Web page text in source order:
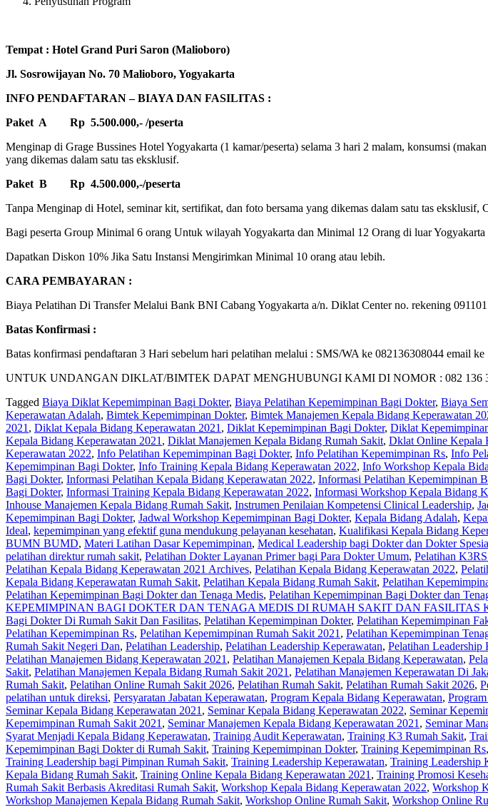
Tempat : Hotel Grand Puri Saron (Malioboro)
Jl. Sosrowijayan No. 70 Malioboro, Yogyakarta
INFO PENDAFTARAN – BIAYA DAN FASILITAS :
Paket A Rp 5.500.000,- /peserta
Menginap di Grage Bussines Hotel Yogyakarta (1 kamar/peserta) selama 3 hari 2 malam, konsumsi
yang dikemas dalam satu tas eksklusif.
Paket B Rp 4.500.000,-/peserta
Tanpa Menginap di Hotel, seminar kit, sertifikat, dan foto bersama yang dikemas dalam satu tas
Bagi peserta Group Minimal 6 orang Untuk wilayah Yogyakarta dan Minimal 12 Orang di luar
Dapatkan Diskon 10% Jika Satu Instansi Mengirimkan Minimal 10 orang atau lebih.
CARA PEMBAYARAN :
Biaya Pelatihan Di Transfer Melalui Bank BNI Cabang Yogyakarta a/n. Diklat Center no. rekening
Batas Konfirmasi :
Batas konfirmasi pendaftaran 3 Hari sebelum hari pelatihan melalui : SMS/WA ke 082136308044 email
UNTUK UNDANGAN DIKLAT/BIMTEK DAPAT MENGHUBUNGI KAMI DI NOMOR : 082 136
Tagged Biaya Diklat Kepemimpinan Bagi Dokter, Biaya Pelatihan Kepemimpinan Bagi Dokter, Biaya
Keperawatan Adalah, Bimtek Kepemimpinan Dokter, Bimtek Manajemen Kepala Bidang Keperawatan
2021 , Diklat Kepala Bidang Keperawatan 2021 , Diklat Kepemimpinan Bagi Dokter, Diklat
Kepala Bidang Keperawatan 2021 , Diklat Manajemen Kepala Bidang Rumah Sakit, Dklat Online Kepala
Keperawatan 2022, Info Pelatihan Kepemimpinan Bagi Dokter, Info Pelatihan Kepemimpinan Rs, Info
Kepemimpinan Bagi Dokter, Info Training Kepala Bidang Keperawatan 2022, Info Workshop Kepala
Bagi Dokter, Informasi Pelatihan Kepala Bidang Keperawatan 2022, Informasi Pelatihan Kepemimpinan
Bagi Dokter, Informasi Training Kepala Bidang Keperawatan 2022, Informasi Workshop Kepala Bidang
Inhouse Manajemen Kepala Bidang Rumah Sakit, Instrumen Penilaian Kompetensi Clinical Leadership,
Kepemimpinan Bagi Dokter, Jadwal Workshop Kepemimpinan Bagi Dokter, Kepala Bidang Adalah,
Ideal, kepemimpinan yang efektif guna mendukung pelayanan kesehatan, Kualifikasi Kepala Bidang
BUMN BUMD, Materi Latihan Dasar Kepemimpinan, Medical Leadership bagi Dokter dan Dokter
pelatihan direktur rumah sakit, Pelatihan Dokter Layanan Primer bagi Para Dokter Umum, Pelatihan
Pelatihan Kepala Bidang Keperawatan 2021 Archives, Pelatihan Kepala Bidang Keperawatan 2022,
Kepala Bidang Keperawatan Rumah Sakit, Pelatihan Kepala Bidang Rumah Sakit, Pelatihan
Pelatihan Kepemimpinan Bagi Dokter dan Tenaga Medis, Pelatihan Kepemimpinan Bagi Dokter dan
KEPEMIMPINAN BAGI DOKTER DAN TENAGA MEDIS DI RUMAH SAKIT DAN FASILITAS
Bagi Dokter Di Rumah Sakit Dan Fasilitas, Pelatihan Kepemimpinan Dokter, Pelatihan Kepemimpinan
Pelatihan Kepemimpinan Rs, Pelatihan Kepemimpinan Rumah Sakit 2021 , Pelatihan Kepemimpinan
Rumah Sakit Negeri Dan, Pelatihan Leadership, Pelatihan Leadership Keperawatan, Pelatihan Leadership
Pelatihan Manajemen Bidang Keperawatan 2021 , Pelatihan Manajemen Kepala Bidang Keperawatan,
Sakit, Pelatihan Manajemen Kepala Bidang Rumah Sakit 2021 , Pelatihan Manajemen Keperawatan Di
Rumah Sakit, Pelatihan Online Rumah Sakit 2026, Pelatihan Rumah Sakit‎, Pelatihan Rumah Sakit 2026,
pelatihan untuk direksi, Persyaratan Jabatan Keperawatan, Program Kepala Bidang Keperawatan,
Seminar Kepala Bidang Keperawatan 2021 , Seminar Kepala Bidang Keperawatan 2022, Seminar
Kepemimpinan Rumah Sakit 2021 , Seminar Manajemen Kepala Bidang Keperawatan 2021 , Seminar
Syarat Menjadi Kepala Bidang Keperawatan, Training Audit Keperawatan, Training K3 Rumah Sakit,
Kepemimpinan Bagi Dokter di Rumah Sakit, Training Kepemimpinan Dokter, Training Kepemimpinan Rs,
Training Leadership bagi Pimpinan Rumah Sakit, Training Leadership Keperawatan, Training Leadership
Kepala Bidang Rumah Sakit, Training Online Kepala Bidang Keperawatan 2021 , Training Promosi
Rumah Sakit Berbasis Akreditasi Rumah Sakit, Workshop Kepala Bidang Keperawatan 2022, Workshop
Workshop Manajemen Kepala Bidang Rumah Sakit, Workshop Online Rumah Sakit, Workshop Online